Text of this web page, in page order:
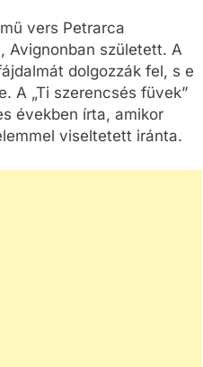
vers Petrarca
Avignonban született. A
dolgozzák fel, s e
A „Ti szerencsés füvek”
években írta, amikor
viseltetett iránta.